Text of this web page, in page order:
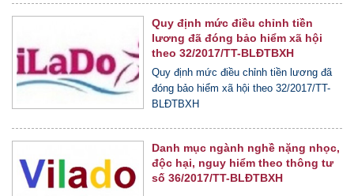
Quy định mức điều chỉnh tiền
lương đã đóng bảo hiểm xã hội
theo 32/2017/TT-BLĐTBXH
Quy định mức điều chỉnh tiền lương đã
đóng bảo hiểm xã hội theo 32/2017/TT-
BLĐTBXH
Danh mục ngành nghề nặng nhọc,
độc hại, nguy hiểm theo thông tư
số 36/2017/TT-BLĐTBXH